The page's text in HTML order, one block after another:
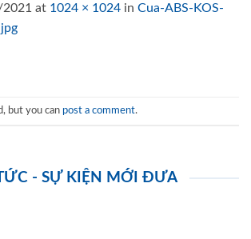
at 1024 × 1024 in Cua-ABS-KOS-
but you can post a comment.
- SỰ KIỆN MỚI ĐƯA